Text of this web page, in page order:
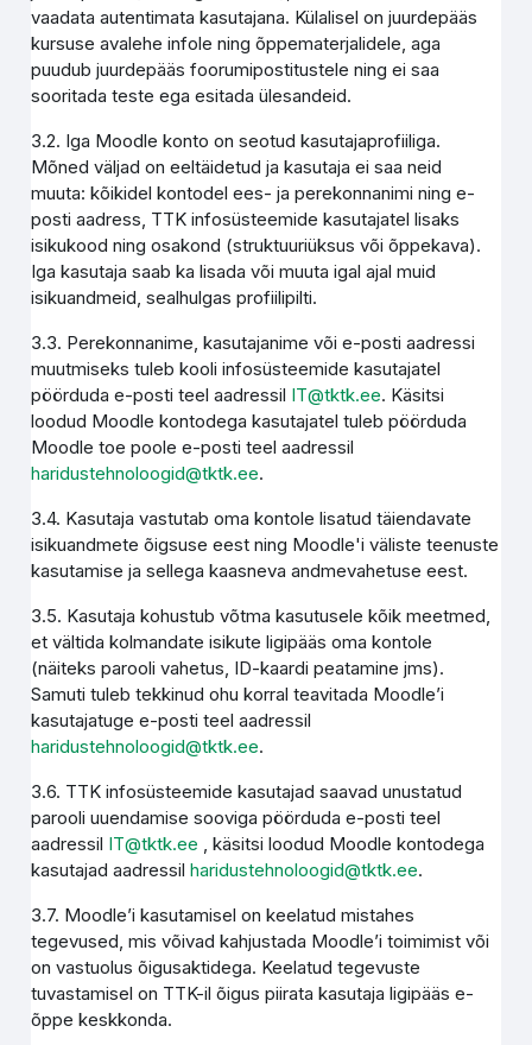
vaadata autentimata kasutajana. Külalisel on juurdepääs
kursuse avalehe infole ning õppematerjalidele, aga
puudub juurdepääs foorumipostitustele ning ei saa
sooritada teste ega esitada ülesandeid.
3.2. Iga Moodle konto on seotud kasutajaprofiiliga.
Mõned väljad on eeltäidetud ja kasutaja ei saa neid
muuta: kõikidel kontodel ees- ja perekonnanimi ning e-
posti aadress, TTK infosüsteemide kasutajatel lisaks
isikukood ning osakond (struktuuriüksus või õppekava).
Iga kasutaja saab ka lisada või muuta igal ajal muid
isikuandmeid, sealhulgas profiilipilti.
3.3. Perekonnanime, kasutajanime või e-posti aadressi
muutmiseks tuleb kooli infosüsteemide kasutajatel
pöörduda e-posti teel aadressil IT@tktk.ee. Käsitsi
loodud Moodle kontodega kasutajatel tuleb pöörduda
Moodle toe poole e-posti teel aadressil
haridustehnoloogid@tktk.ee.
3.4. Kasutaja vastutab oma kontole lisatud täiendavate
isikuandmete õigsuse eest ning Moodle'i väliste teenuste
kasutamise ja sellega kaasneva andmevahetuse eest.
3.5. Kasutaja kohustub võtma kasutusele kõik meetmed,
et vältida kolmandate isikute ligipääs oma kontole
(näiteks parooli vahetus, ID-kaardi peatamine jms).
Samuti tuleb tekkinud ohu korral teavitada Moodle’i
kasutajatuge e-posti teel aadressil
haridustehnoloogid@tktk.ee.
3.6. TTK infosüsteemide kasutajad saavad unustatud
parooli uuendamise sooviga pöörduda e-posti teel
aadressil IT@tktk.ee , käsitsi loodud Moodle kontodega
kasutajad aadressilharidustehnoloogid@tktk.ee.
3.7. Moodle’i kasutamisel on keelatud mistahes
tegevused, mis võivad kahjustada Moodle’i toimimist või
on vastuolus õigusaktidega. Keelatud tegevuste
tuvastamisel on TTK-il õigus piirata kasutaja ligipääs e-
õppe keskkonda.